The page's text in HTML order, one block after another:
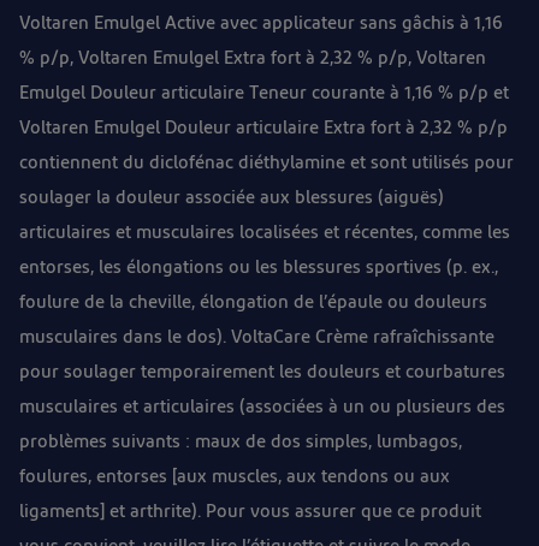
Voltaren Emulgel Active avec applicateur sans gâchis à 1,16
% p/p, Voltaren Emulgel Extra fort à 2,32 % p/p, Voltaren
Emulgel Douleur articulaire Teneur courante à 1,16 % p/p et
Voltaren Emulgel Douleur articulaire Extra fort à 2,32 % p/p
contiennent du diclofénac diéthylamine et sont utilisés pour
soulager la douleur associée aux blessures (aiguës)
articulaires et musculaires localisées et récentes, comme les
entorses, les élongations ou les blessures sportives (p. ex.,
foulure de la cheville, élongation de l’épaule ou douleurs
musculaires dans le dos). VoltaCare Crème rafraîchissante
pour soulager temporairement les douleurs et courbatures
musculaires et articulaires (associées à un ou plusieurs des
problèmes suivants : maux de dos simples, lumbagos,
foulures, entorses [aux muscles, aux tendons ou aux
ligaments] et arthrite). Pour vous assurer que ce produit